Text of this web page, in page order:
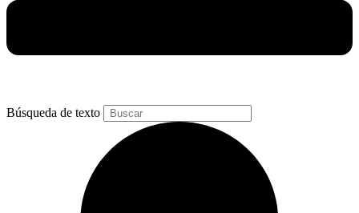
Búsqueda de texto